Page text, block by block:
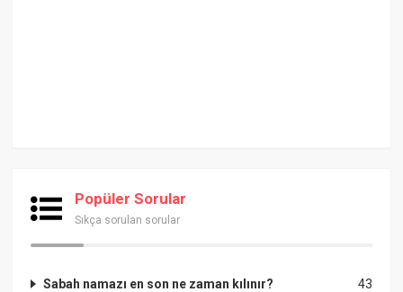
Popüler Sorular
Sıkça sorulan sorular
43
Sabah namazı en son ne zaman kılınır?